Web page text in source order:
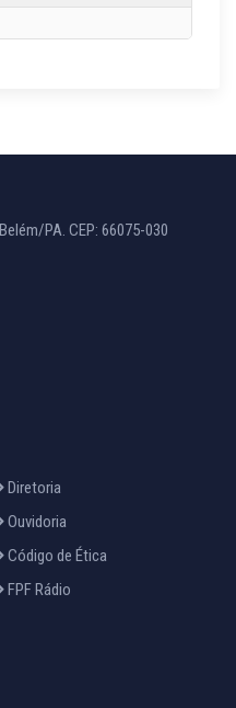
PA. CEP: 66075-030
Diretoria
Ouvidoria
Código de Ética
FPF Rádio